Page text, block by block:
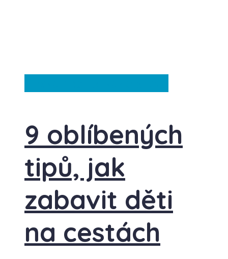
9 oblíbených
tipů, jak
zabavit děti
na cestách